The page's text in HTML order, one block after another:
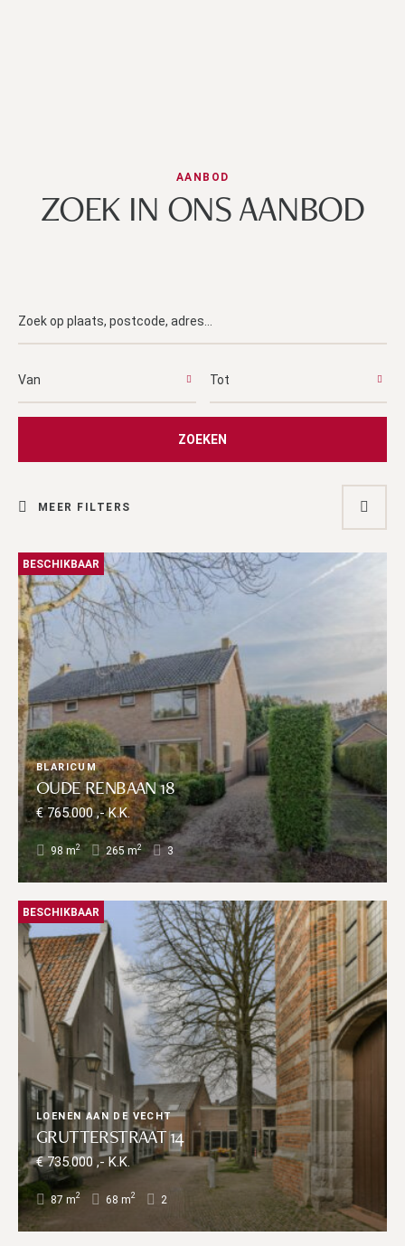
AANBOD
ZOEK IN ONS AANBOD
Van Tot
ZOEKEN
MEER FILTERS
BESCHIKBAAR
BLARICUM
OUDE RENBAAN 18
€ 765.000 ,- K.K.
98 m2 265 m2 3
BESCHIKBAAR
LOENEN AAN DE VECHT
GRUTTERSTRAAT 14
€ 735.000 ,- K.K.
87 m2 68 m2 2